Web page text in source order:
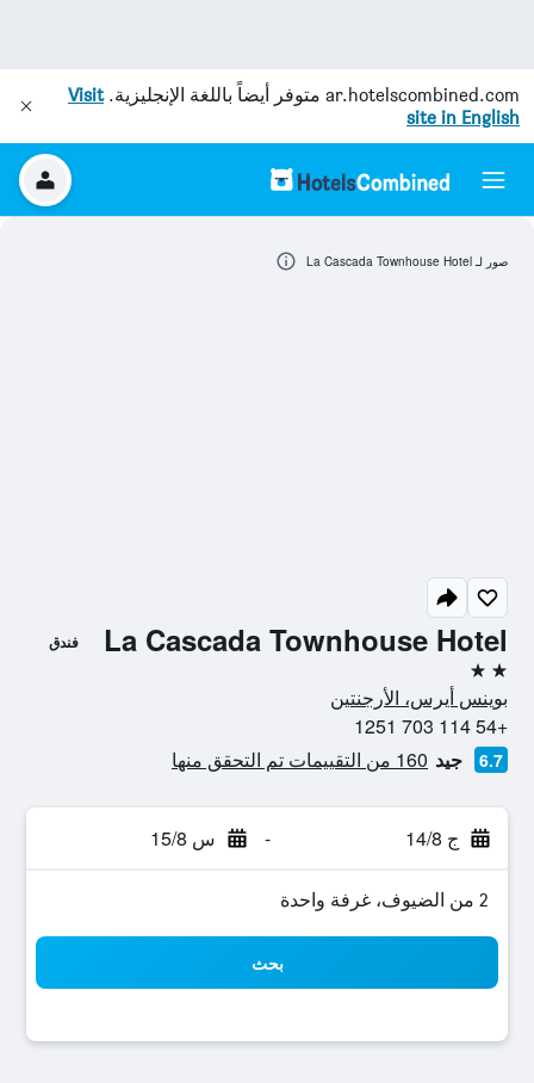
ar.hotelscombined.com متوفر أيضاً باللغة الإنجليزية.Visit
site in English
La Cascada Townhouse Hotel فندق
2 نجمتين
بوينس أيرس، الأرجنتين
+54 114 703 1251
6.7 جيد 160 من التقييمات تم التحقق منها
ج 14/8 - س 15/8
2 من الضيوف، غرفة واحدة
بحث
صور لـ La Cascada Townhouse Hotel